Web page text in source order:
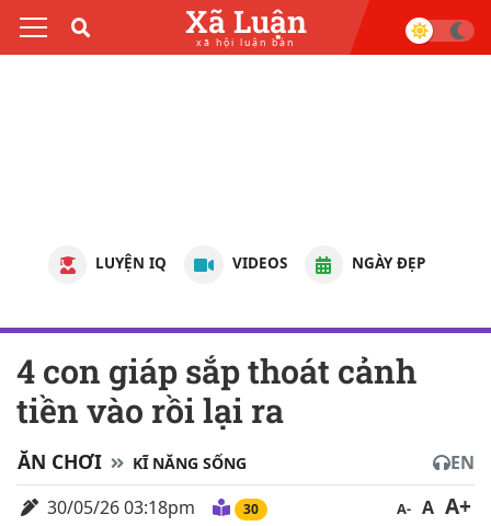
Xã Luận
xã hội luận bàn
LUYỆN IQ VIDEOS NGÀY ĐẸP
4 con giáp sắp thoát cảnh
tiền vào rồi lại ra
ĂN CHƠI KĨ NĂNG SỐNG
EN
30/05/26 03:18pm
30 A- A A+